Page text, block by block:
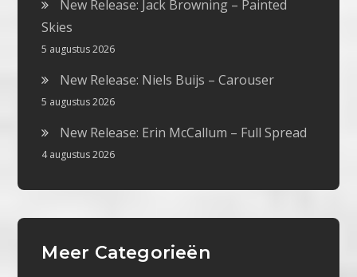
New Release: Jack Browning – Painted
Skies
5 augustus 2026
New Release: Niels Buijs – Carouser
5 augustus 2026
New Release: Erin McCallum – Full Spread
4 augustus 2026
Meer Categorieën